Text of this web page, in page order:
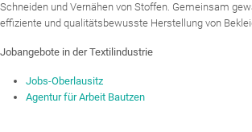
Schneiden und Vernähen von Stoffen. Gemeinsam
effiziente und qualitätsbewusste Herstellung von
Jobangebote in der Textilindustrie
Jobs-Oberlausitz
Agentur für Arbeit Bautzen